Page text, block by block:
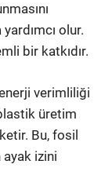
olur.
bir katkıdır.
verimliliği
üretim
Bu, fosil
ayak izini